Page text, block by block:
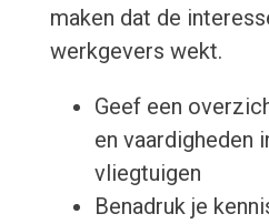
maken dat de
werkgevers wekt.
Geef een
en vaardigheden
vliegtuigen
Benadruk je